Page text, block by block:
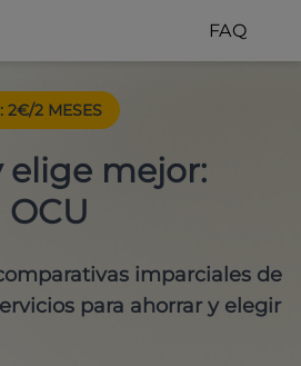
FAQ
: 2€/2 MESES
elige mejor:
imparciales de
para ahorrar y elegir